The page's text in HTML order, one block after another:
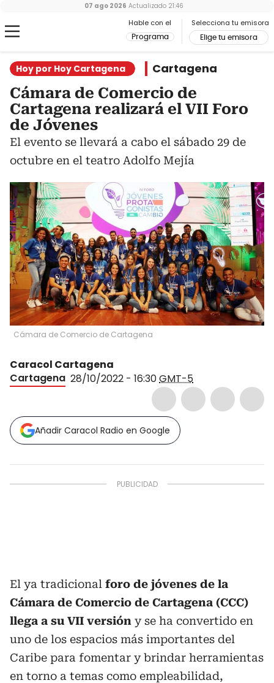
Hable con el
Programa
Selecciona tu emisora
Elige tu emisora
07 ago 2026 Actualizado 21:46
Hoy por Hoy Cartagena Cartagena
Cámara de Comercio de
Cartagena realizará el VII Foro
de Jóvenes
El evento se llevará a cabo el sábado 29 de
octubre en el teatro Adolfo Mejía
Cámara de Comercio de Cartagena
Caracol Cartagena
Cartagena 28/10/2022 - 16:30GMT-5
Añadir Caracol Radio en Google
El ya tradicional foro de jóvenes de la
Cámara de Comercio de Cartagena (CCC)
llega a su VII versión y se ha convertido en
uno de los espacios más importantes del
Caribe para fomentar y brindar herramientas
en torno a temas como empleabilidad,